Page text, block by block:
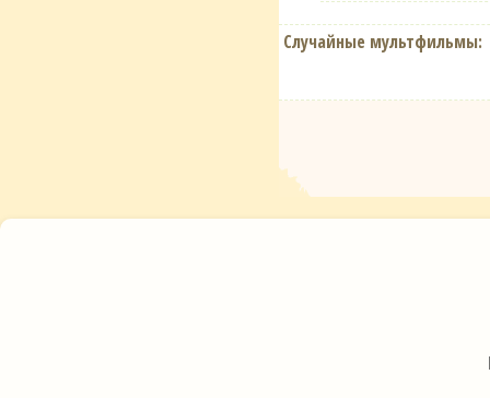
Случайные мультфильмы: